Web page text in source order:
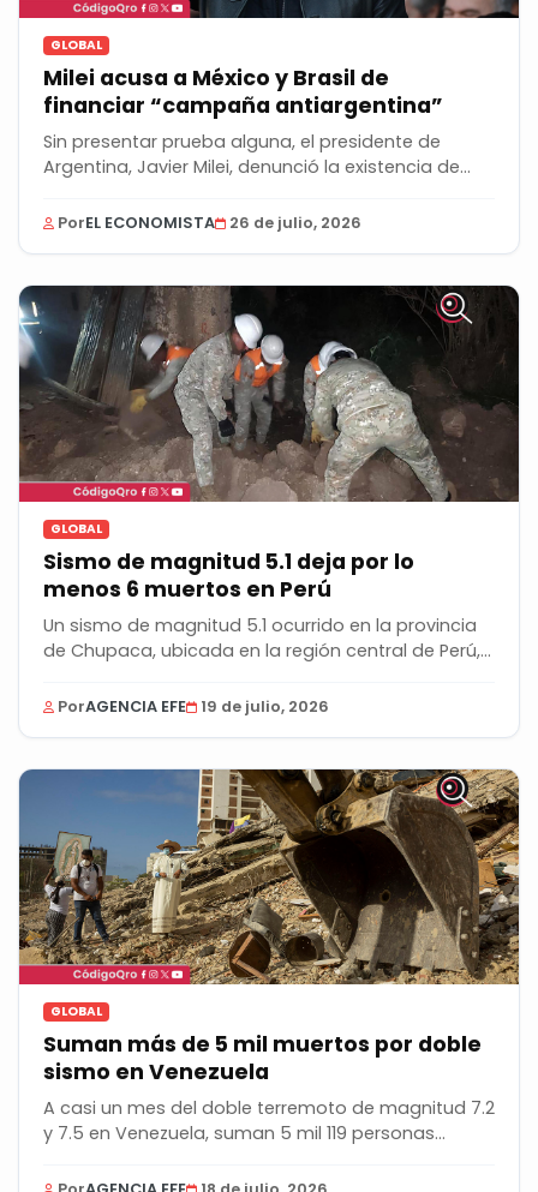
GLOBAL
Milei acusa a México y Brasil de
financiar “campaña antiargentina”
Sin presentar prueba alguna, el presidente de
Argentina, Javier Milei, denunció la existencia de...
PorEL ECONOMISTA 26 de julio, 2026
GLOBAL
Sismo de magnitud 5.1 deja por lo
menos 6 muertos en Perú
Un sismo de magnitud 5.1 ocurrido en la provincia
de Chupaca, ubicada en la región central de Perú,...
PorAGENCIA EFE 19 de julio, 2026
GLOBAL
Suman más de 5 mil muertos por doble
sismo en Venezuela
A casi un mes del doble terremoto de magnitud 7.2
y 7.5 en Venezuela, suman 5 mil 119 personas...